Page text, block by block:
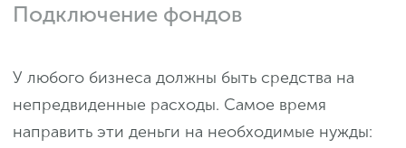
Подключение фондов
У любого бизнеса должны быть средства на
непредвиденные расходы. Самое время
направить эти деньги на необходимые нужды: